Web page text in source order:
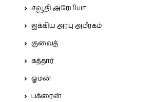
சவூதி அரேபியா
ஐக்கிய அரபு அமீரகம்
குவைத்
கத்தார்
ஓமன்
பக்ரைன்